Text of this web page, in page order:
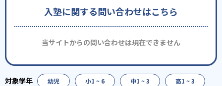
入塾に関する問い合わせはこちら
当サイトからの問い合わせは現在できません
幼児 小1 ~ 6 中1 ~ 3 高1 ~ 3